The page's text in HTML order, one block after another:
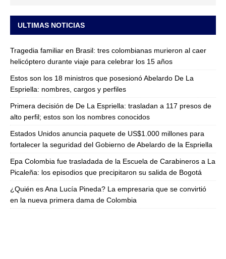
ULTIMAS NOTICIAS
Tragedia familiar en Brasil: tres colombianas murieron al caer
helicóptero durante viaje para celebrar los 15 años
Estos son los 18 ministros que posesionó Abelardo De La
Espriella: nombres, cargos y perfiles
Primera decisión de De La Espriella: trasladan a 117 presos de
alto perfil; estos son los nombres conocidos
Estados Unidos anuncia paquete de US$1.000 millones para
fortalecer la seguridad del Gobierno de Abelardo de la Espriella
Epa Colombia fue trasladada de la Escuela de Carabineros a La
Picaleña: los episodios que precipitaron su salida de Bogotá
¿Quién es Ana Lucía Pineda? La empresaria que se convirtió
en la nueva primera dama de Colombia